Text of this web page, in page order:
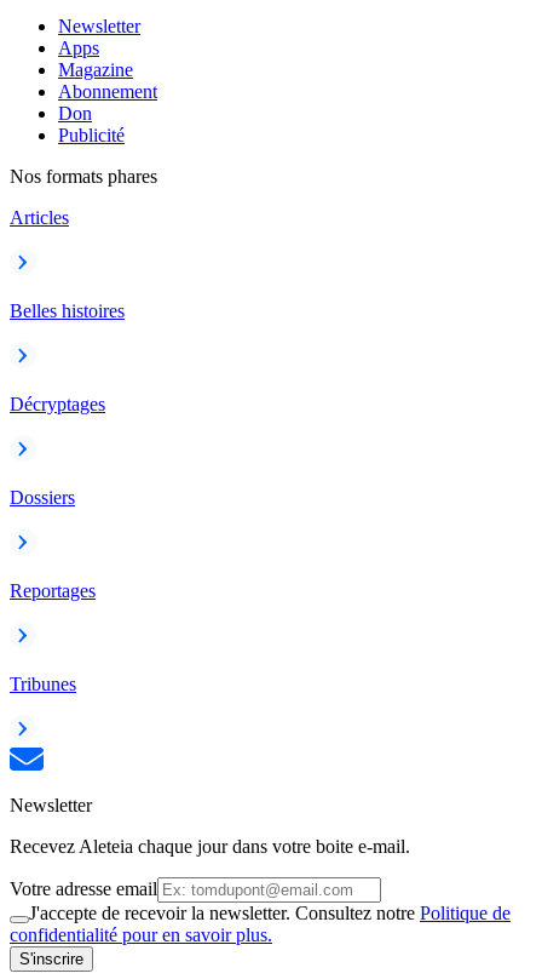
Newsletter
Apps
Magazine
Abonnement
Don
Publicité
Nos formats phares
Articles
Belles histoires
Décryptages
Dossiers
Reportages
Tribunes
Newsletter
Recevez Aleteia chaque jour dans votre boite e-mail.
Votre adresse email
J'accepte de recevoir la newsletter. Consultez notre Politique de
confidentialité pour en savoir plus.
S'inscrire